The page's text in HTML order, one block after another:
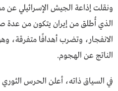
ونقلت إذاعة الجيش الإسرائيلي عن
الذي أُطلق من إيران يتكون من عدة
الانفجار، وتضرب أهدافًا متفرقة،
الناتج عن الهجوم.
في السياق ذاته، أعلن الحرس الثوري